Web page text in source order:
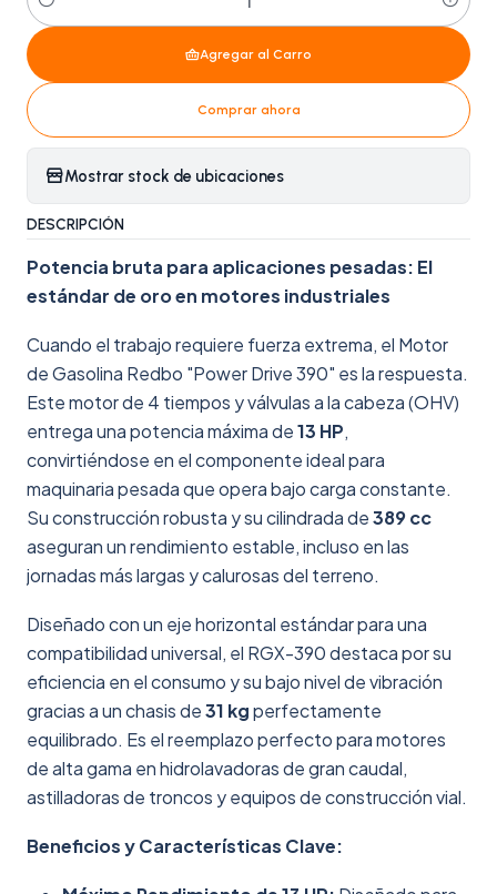
Cantidad
Agregar al Carro
Comprar ahora
Mostrar stock de ubicaciones
DESCRIPCIÓN
Potencia bruta para aplicaciones pesadas: El
estándar de oro en motores industriales
Cuando el trabajo requiere fuerza extrema, el Motor
de Gasolina Redbo "Power Drive 390" es la respuesta.
Este motor de 4 tiempos y válvulas a la cabeza (OHV)
entrega una potencia máxima de13 HP,
convirtiéndose en el componente ideal para
maquinaria pesada que opera bajo carga constante.
Su construcción robusta y su cilindrada de389 cc
aseguran un rendimiento estable, incluso en las
jornadas más largas y calurosas del terreno.
Diseñado con un eje horizontal estándar para una
compatibilidad universal, el RGX-390 destaca por su
eficiencia en el consumo y su bajo nivel de vibración
gracias a un chasis de31 kgperfectamente
equilibrado. Es el reemplazo perfecto para motores
de alta gama en hidrolavadoras de gran caudal,
astilladoras de troncos y equipos de construcción vial.
Beneficios y Características Clave: